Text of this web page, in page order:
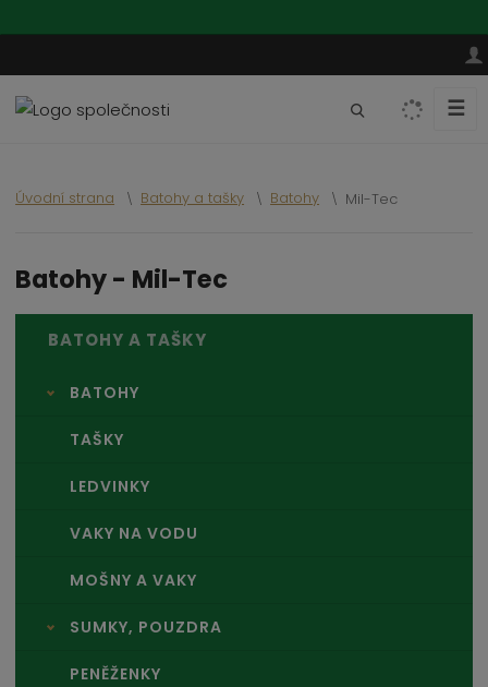
☰
Úvodní strana Batohy a tašky Batohy Mil-Tec
Batohy - Mil-Tec
BATOHY A TAŠKY
BATOHY
TAŠKY
LEDVINKY
VAKY NA VODU
MOŠNY A VAKY
SUMKY, POUZDRA
PENĚŽENKY